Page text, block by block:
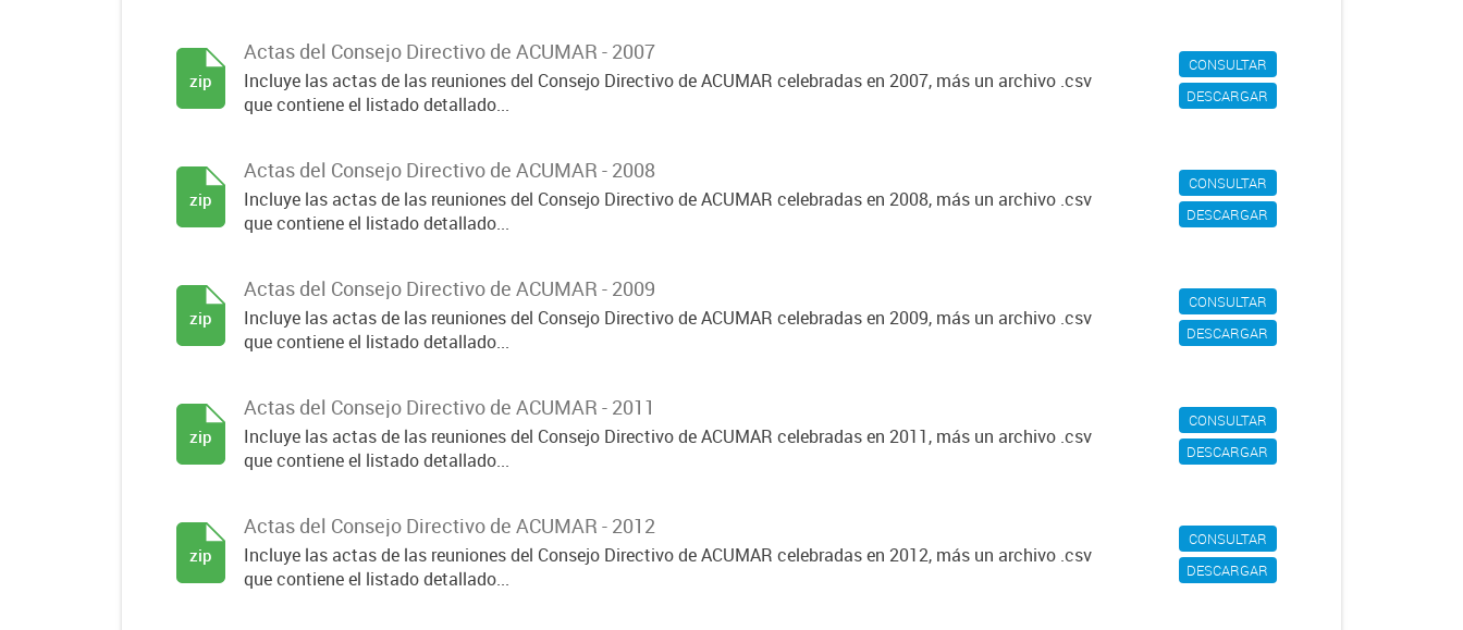
CONSULTAR
DESCARGAR
Actas del Consejo Directivo de ACUMAR - 2007
Incluye las actas de las reuniones del Consejo Directivo de ACUMAR celebradas en 2007, más un archivo .csv
que contiene el listado detallado...
zip
CONSULTAR
DESCARGAR
Actas del Consejo Directivo de ACUMAR - 2008
Incluye las actas de las reuniones del Consejo Directivo de ACUMAR celebradas en 2008, más un archivo .csv
que contiene el listado detallado...
zip
CONSULTAR
DESCARGAR
Actas del Consejo Directivo de ACUMAR - 2009
Incluye las actas de las reuniones del Consejo Directivo de ACUMAR celebradas en 2009, más un archivo .csv
que contiene el listado detallado...
zip
CONSULTAR
DESCARGAR
Actas del Consejo Directivo de ACUMAR - 2011
Incluye las actas de las reuniones del Consejo Directivo de ACUMAR celebradas en 2011, más un archivo .csv
que contiene el listado detallado...
zip
CONSULTAR
DESCARGAR
Actas del Consejo Directivo de ACUMAR - 2012
Incluye las actas de las reuniones del Consejo Directivo de ACUMAR celebradas en 2012, más un archivo .csv
que contiene el listado detallado...
zip